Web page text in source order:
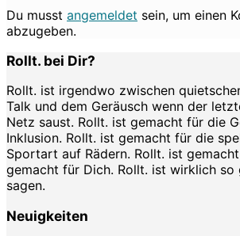
Du musst angemeldet sein, um einen
abzugeben.
Rollt. bei Dir?
Rollt. ist irgendwo zwischen
Talk und dem Geräusch wenn der
Netz saust. Rollt. ist gemacht für die
Inklusion. Rollt. ist gemacht für die
Sportart auf Rädern. Rollt. ist
gemacht für Dich. Rollt. ist wirklich so
sagen.
Neuigkeiten